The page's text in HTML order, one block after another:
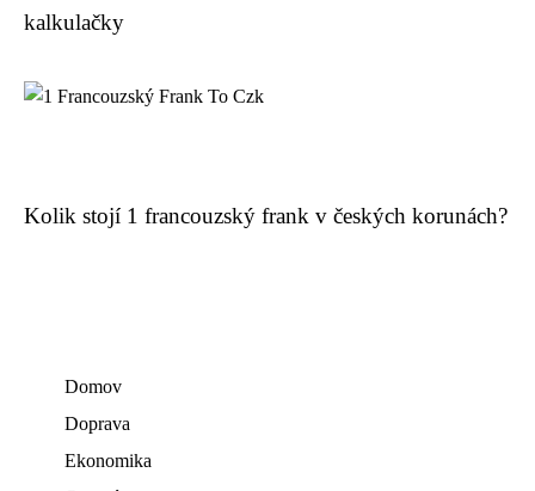
kalkulačky
Kolik stojí 1 francouzský frank v českých korunách?
Domov
Doprava
Ekonomika